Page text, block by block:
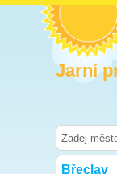
Jarní
Břeclav